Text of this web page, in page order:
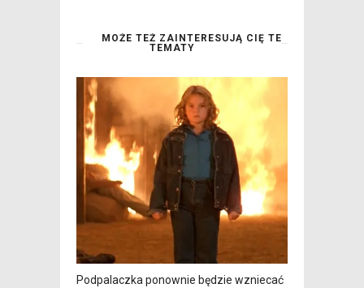
MOŻE TEŻ ZAINTERESUJĄ CIĘ TE
TEMATY
Podpalaczka ponownie będzie wzniecać